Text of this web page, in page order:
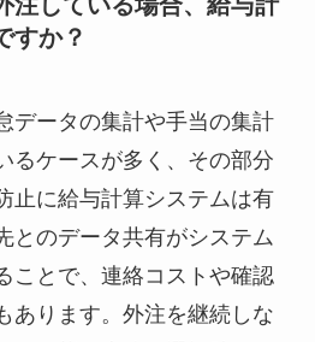
注している場合、給与計
すか？
データの集計や手当の集計
るケースが多く、その部分
止に給与計算システムは有
とのデータ共有がシステム
ことで、連絡コストや確認
あります。外注を継続しな